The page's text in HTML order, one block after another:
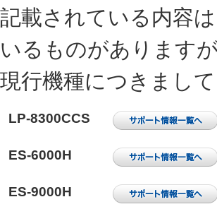
記載されている内容
いるものがあります
現行機種につきまして
LP-8300CCS
ES-6000H
ES-9000H